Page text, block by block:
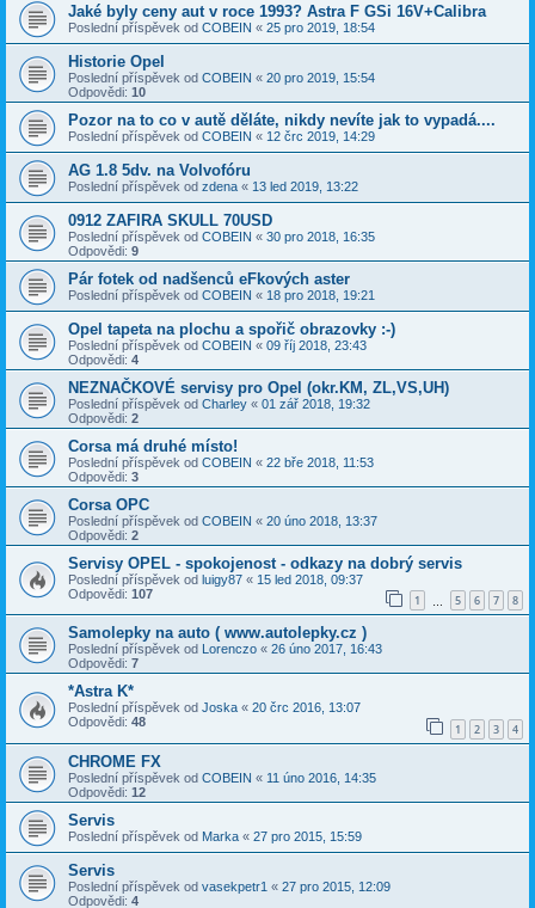
Jaké byly ceny aut v roce 1993? Astra F GSi 16V+Calibra
Poslední příspěvek od COBEIN « 25 pro 2019, 18:54
Historie Opel
Poslední příspěvek od COBEIN « 20 pro 2019, 15:54
Odpovědi: 10
Pozor na to co v autě děláte, nikdy nevíte jak to vypadá....
Poslední příspěvek od COBEIN « 12 črc 2019, 14:29
AG 1.8 5dv. na Volvofóru
Poslední příspěvek od zdena « 13 led 2019, 13:22
0912 ZAFIRA SKULL 70USD
Poslední příspěvek od COBEIN « 30 pro 2018, 16:35
Odpovědi: 9
Pár fotek od nadšenců eFkových aster
Poslední příspěvek od COBEIN « 18 pro 2018, 19:21
Opel tapeta na plochu a spořič obrazovky :-)
Poslední příspěvek od COBEIN « 09 říj 2018, 23:43
Odpovědi: 4
NEZNAČKOVÉ servisy pro Opel (okr.KM, ZL,VS,UH)
Poslední příspěvek od Charley « 01 zář 2018, 19:32
Odpovědi: 2
Corsa má druhé místo!
Poslední příspěvek od COBEIN « 22 bře 2018, 11:53
Odpovědi: 3
Corsa OPC
Poslední příspěvek od COBEIN « 20 úno 2018, 13:37
Odpovědi: 2
Servisy OPEL - spokojenost - odkazy na dobrý servis
Poslední příspěvek od luigy87 « 15 led 2018, 09:37
Odpovědi: 107 1 5 6 7 8
Samolepky na auto ( www.autolepky.cz )
Poslední příspěvek od Lorenczo « 26 úno 2017, 16:43
Odpovědi: 7
*Astra K*
Poslední příspěvek od Joska « 20 črc 2016, 13:07
Odpovědi: 48 1 2 3 4
CHROME FX
Poslední příspěvek od COBEIN « 11 úno 2016, 14:35
Odpovědi: 12
Servis
Poslední příspěvek od Marka « 27 pro 2015, 15:59
Servis
Poslední příspěvek od vasekpetr1 « 27 pro 2015, 12:09
Odpovědi: 4